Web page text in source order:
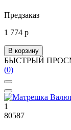
Предзаказ
1 774 р
В корзину
БЫСТРЫЙ
(0)
1
80587